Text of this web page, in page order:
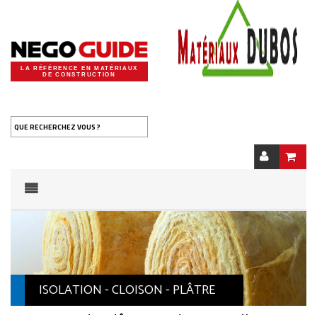
LA RÉFÉRENCE EN MATÉRIAUX
DE CONSTRUCTION
QUE RECHERCHEZ VOUS ?
ISOLATION - CLOISON - PLÂTRE